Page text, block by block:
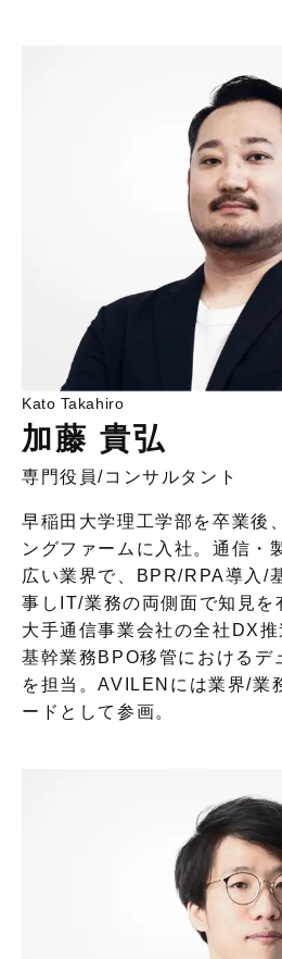
Kato Takahiro
加藤 貴弘
専門役員/コンサルタント
早稲田大学理工学部を卒業後
ングファームに入社。通信・
広い業界で、BPR/RPA導入/
事しIT/業務の両側面で知見を
大手通信事業会社の全社DX
基幹業務BPO移管におけるデ
を担当。AVILENには業界/業
ードとして参画。